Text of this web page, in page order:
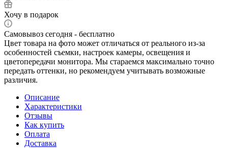
Хочу в подарок
Самовывоз сегодня - бесплатно
Цвет товара на фото может отличаться от реального из-за
особенностей съемки, настроек камеры, освещения и
цветопередачи монитора. Мы стараемся максимально точно
передать оттенки, но рекомендуем учитывать возможные
различия.
Описание
Характеристики
Отзывы
Как купить
Оплата
Доставка